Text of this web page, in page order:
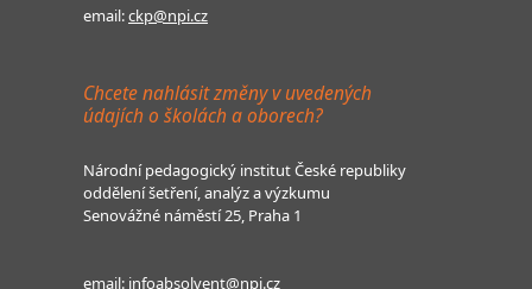
email:ckp@npi.cz
Chcete nahlásit změny v uvedených
údajích o školách a oborech?
Národní pedagogický institut České republiky
oddělení šetření, analýz a výzkumu
Senovážné náměstí 25, Praha 1
email: infoabsolvent@npi.cz